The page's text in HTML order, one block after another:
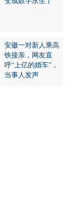
安徽一对新人乘高
铁接亲，网友直
呼“上亿的婚车”，
当事人发声